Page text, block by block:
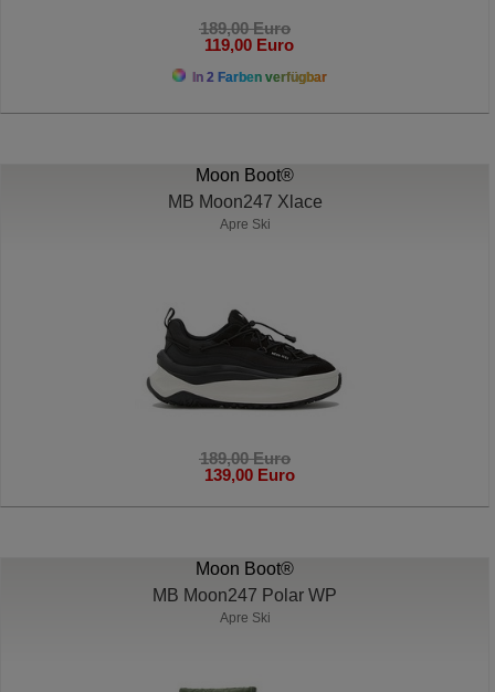
189,00 Euro
119,00 Euro
In 2 Farben verfügbar
Moon Boot®
MB Moon247 Xlace
Apre Ski
189,00 Euro
139,00 Euro
Moon Boot®
MB Moon247 Polar WP
Apre Ski